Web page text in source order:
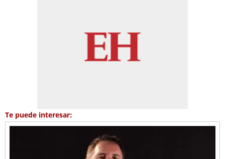
Te puede interesar: